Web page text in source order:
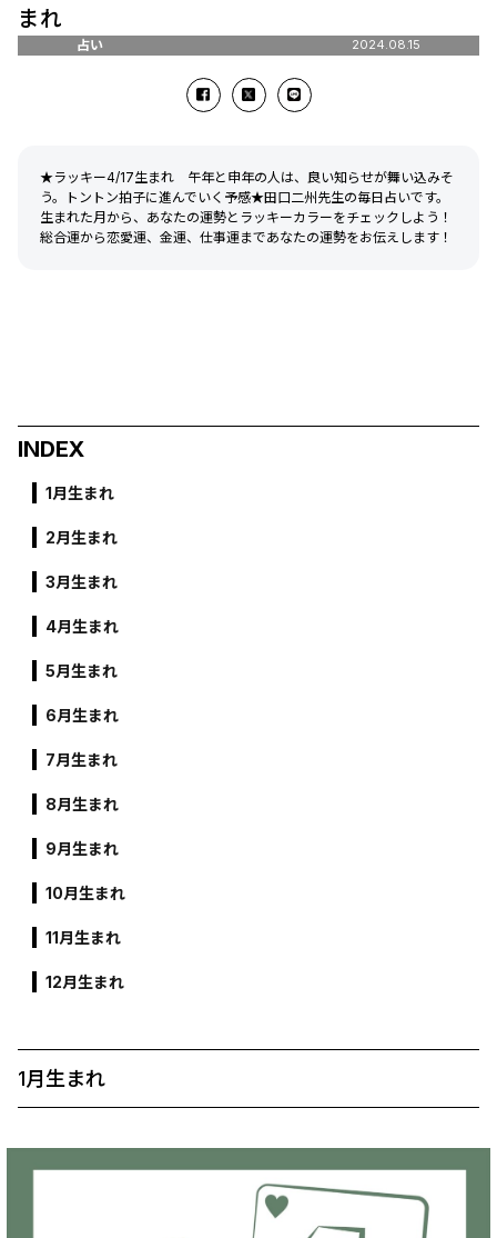
まれ
占い 2024.08.15
★ラッキー4/17生まれ 午年と申年の人は、良い知らせが舞い込みそ
う。トントン拍子に進んでいく予感★田口二州先生の毎日占いです。
生まれた月から、あなたの運勢とラッキーカラーをチェックしよう！
総合運から恋愛運、金運、仕事運まであなたの運勢をお伝えします！
INDEX
1月生まれ
2月生まれ
3月生まれ
4月生まれ
5月生まれ
6月生まれ
7月生まれ
8月生まれ
9月生まれ
10月生まれ
11月生まれ
12月生まれ
1月生まれ